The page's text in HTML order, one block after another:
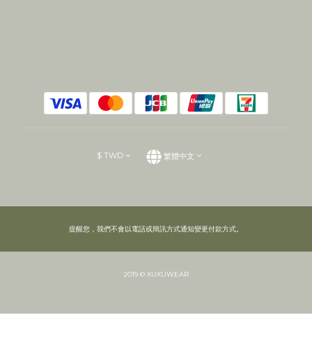
$ TWD 繁體中文
提醒您，我們不會以電話或簡訊方式通知變更付款方式。
2019 © XUXUWEAR